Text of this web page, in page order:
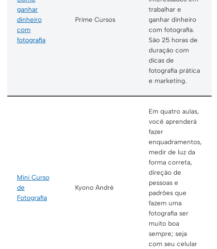
ganhar
dinheiro
com
fotografia
Prime Cursos
trabalhar e
ganhar dinheiro
com fotografia.
São 25 horas de
duração com
dicas de
fotografia prática
e marketing.
Mini Curso
de
Fotografia
Kyono André
Em quatro aulas,
você aprenderá
fazer
enquadramentos,
medir de luz da
forma correta,
direção de
pessoas e
padrões que
fazem uma
fotografia ser
muito boa
sempre; seja
com seu celular